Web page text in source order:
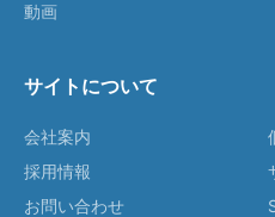
動画
サイトについて
会社案内
採用情報
お問い合わせ